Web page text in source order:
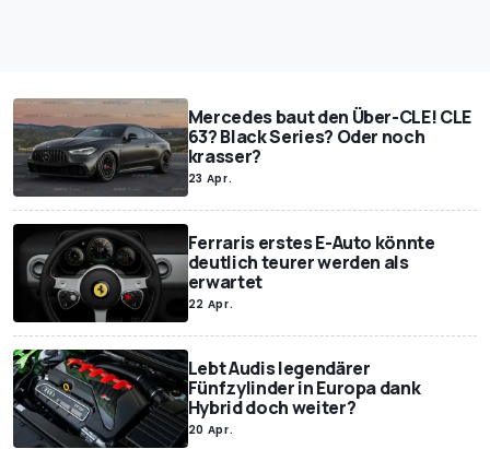
Mercedes baut den Über-CLE! CLE
63? Black Series? Oder noch
krasser?
23 Apr.
Ferraris erstes E-Auto könnte
deutlich teurer werden als
erwartet
22 Apr.
Lebt Audis legendärer
Fünfzylinder in Europa dank
Hybrid doch weiter?
20 Apr.